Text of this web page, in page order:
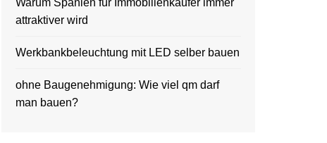
Warum Spanien für Immobilienkäufer immer
attraktiver wird
Werkbankbeleuchtung mit LED selber bauen
ohne Baugenehmigung: Wie viel qm darf
man bauen?